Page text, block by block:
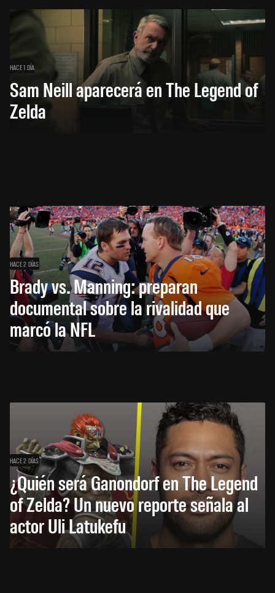
HACE 1 DÍA
Sam Neill aparecerá en The Legend of
Zelda
HACE 2 DÍAS
Brady vs. Manning: preparan
documental sobre la rivalidad que
marcó la NFL
HACE 2 DÍAS
¿Quién será Ganondorf en The Legend
of Zelda? Un nuevo reporte señala al
actor Uli Latukefu